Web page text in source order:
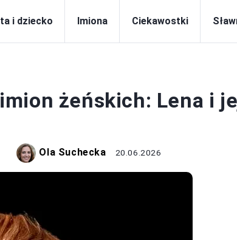
i dziecko Imiona Ciekawostki
żeńskich: Lena i
Ola Suchecka 20.06.2026